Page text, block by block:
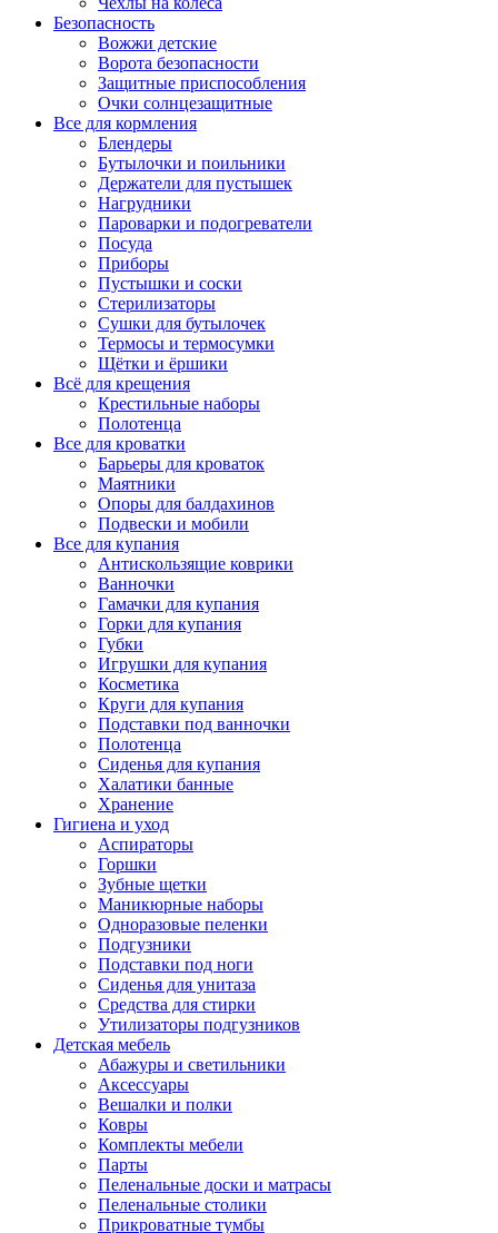
Безопасность
Вожжи детские
Ворота безопасности
Защитные приспособления
Очки солнцезащитные
Все для кормления
Блендеры
Бутылочки и поильники
Держатели для пустышек
Нагрудники
Пароварки и подогреватели
Посуда
Приборы
Пустышки и соски
Стерилизаторы
Сушки для бутылочек
Термосы и термосумки
Щётки и ёршики
Всё для крещения
Крестильные наборы
Полотенца
Все для кроватки
Барьеры для кроваток
Маятники
Опоры для балдахинов
Подвески и мобили
Все для купания
Антискользящие коврики
Ванночки
Гамачки для купания
Горки для купания
Губки
Игрушки для купания
Косметика
Круги для купания
Подставки под ванночки
Полотенца
Сиденья для купания
Халатики банные
Хранение
Гигиена и уход
Аспираторы
Горшки
Зубные щетки
Маникюрные наборы
Одноразовые пеленки
Подгузники
Подставки под ноги
Сиденья для унитаза
Средства для стирки
Утилизаторы подгузников
Детская мебель
Абажуры и светильники
Аксессуары
Вешалки и полки
Ковры
Комплекты мебели
Парты
Пеленальные доски и матрасы
Пеленальные столики
Прикроватные тумбы